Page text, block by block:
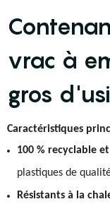
vrac à
gros
Caractéristiques
100 % recyclable et
plastiques de
Résistants à la